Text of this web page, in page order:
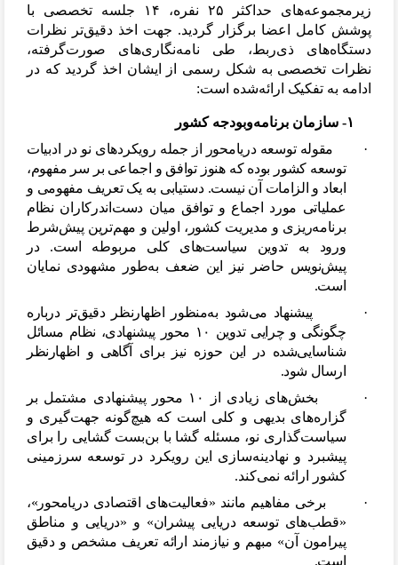
زیرمجموعه
های حداکثر ۲۵ نفره، ۱۴ جلسه تخصصی با
پوشش کامل اعضا برگزار گردید. جهت اخذ دقیقتر نظرات
دستگاههای ذیربط، طی نامهنگاریهای صورتگرفته،
نظرات تخصصی به شکل رسمی از ایشان اخذ گردید که در
ادامه به تفکیک ارائهشده است:
۱- سازمان برنامه وبودجه کشور
· مقوله توسعه دریامحور از جمله رویکردهای نو در ادبیات
توسعه کشور بوده که هنوز توافق و اجماعی بر سر مفهوم،
ابعاد و الزامات آن نیست. دستیابی به یک تعریف مفهومی و
عملیاتی مورد اجماع و توافق میان دست اندرکاران نظام
برنامهریزی و مدیریت کشور، اولین و مهمترین پیششرط
ورود به تدوین سیاستهای کلی مربوطه است. در
پیشنویس حاضر نیز این ضعف بهطور مشهودی نمایان
است.
· پیشنهاد میشود بهمنظور اظهارنظر دقیقتر درباره
چگونگی و چرایی تدوین ۱۰ محور پیشنهادی، نظام مسائل
شناساییشده در این حوزه نیز برای آگاهی و اظهارنظر
ارسال شود.
· بخش
های زیادی از ۱۰ محور پیشنهادی مشتمل بر
گزارههای بدیهی و کلی است که هیچگونه جهتگیری و
سیاستگذاری نو، مسئله گشا با بنبست گشایی را برای
پیشبرد و نهادینهسازی این رویکرد در توسعه سرزمینی
کشور ارائه نمیکند.
· برخی مفاهیم مانند «فعالیتهای اقتصادی دریامحور»،
«قطبهای توسعه دریایی پیشران» و «دریایی و مناطق
پیرامون آن» مبهم و نیازمند ارائه تعریف مشخص و دقیق
است.